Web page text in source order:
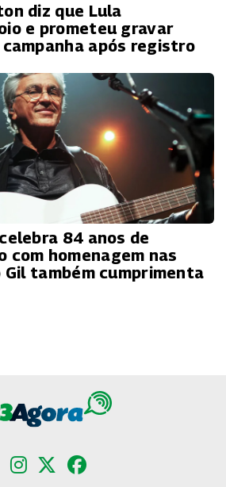
diz que Lula
e prometeu gravar
após registro
84 anos de
com homenagem nas
também cumprimenta